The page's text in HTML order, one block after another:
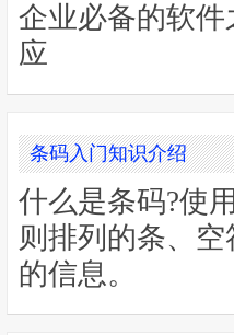
企业必备的软
应
条码入门知识介绍
什么是条码?使
则排列的条、
的信息。